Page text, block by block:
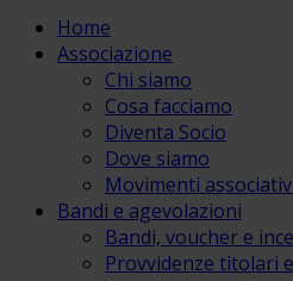
Home
Associazione
Chi siamo
Cosa facciamo
Diventa Socio
Dove siamo
Movimenti
Bandi e agevolazioni
Bandi, voucher e
Provvidenze titolari